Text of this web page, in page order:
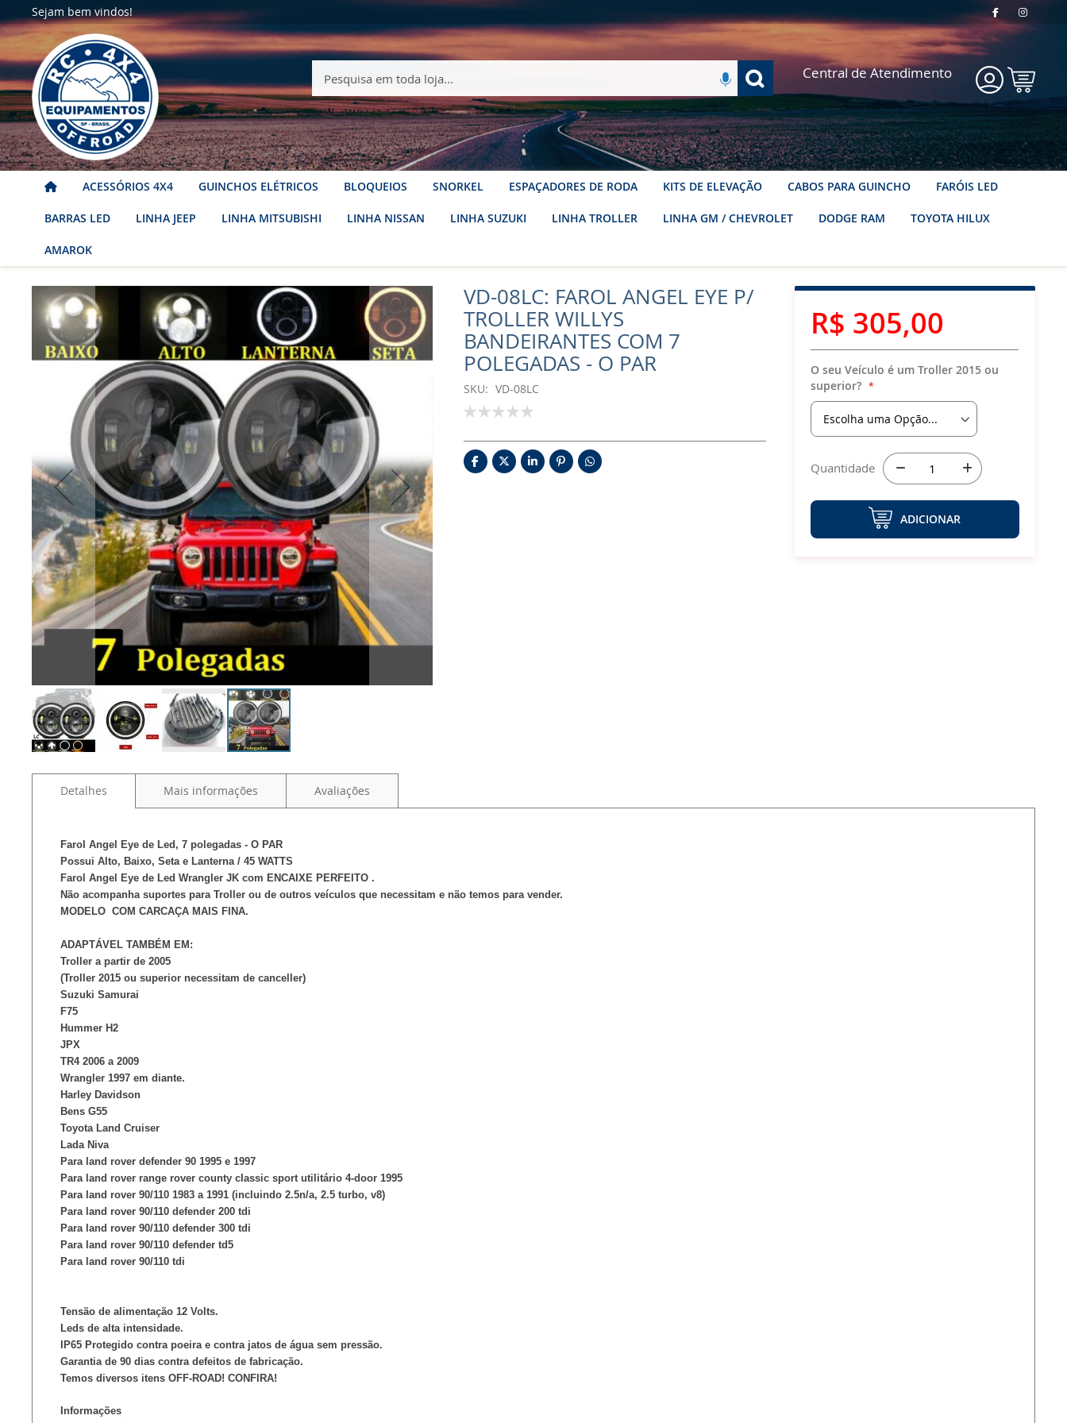
Sejam bem vindos!
Meu
Carrinho
Central de Atendimento
Pesquisa
ACESSÓRIOS 4X4 GUINCHOS ELÉTRICOS BLOQUEIOS SNORKEL ESPAÇADORES DE RODA KITS DE ELEVAÇÃO CABOS PARA GUINCHO FARÓIS LED
BARRAS LED LINHA JEEP LINHA MITSUBISHI LINHA NISSAN LINHA SUZUKI LINHA TROLLER LINHA GM / CHEVROLET DODGE RAM TOYOTA HILUX
AMAROK
Início VD-08LC: Farol Angel Eye p/ Troller Willys Bandeirantes com 7 polegadas - O PARVD-08LC: FAROL ANGEL EYE P/
TROLLER WILLYS
BANDEIRANTES COM 7
POLEGADAS - O PAR
SKU
VD-08LC
Classificação:
R$ 305,00
O seu Veículo é um Troller 2015 ou
superior?
Quantidade
ADICIONAR
Detalhes
Farol Angel Eye de Led, 7 polegadas - O PAR
Possui Alto, Baixo, Seta e Lanterna / 45 WATTS
Farol Angel Eye de Led Wrangler JK com ENCAIXE PERFEITO .
Não acompanha suportes para Troller ou de outros veículos que necessitam e não temos para vender.
MODELO COM CARCAÇA MAIS FINA.
ADAPTÁVEL TAMBÉM EM:
Troller a partir de 2005
(Troller 2015 ou superior necessitam de canceller)
Suzuki Samurai
F75
Hummer H2
JPX
TR4 2006 a 2009
Wrangler 1997 em diante.
Harley Davidson
Bens G55
Toyota Land Cruiser
Lada Niva
Para land rover defender 90 1995 e 1997
Para land rover range rover county classic sport utilitário 4-door 1995
Para land rover 90/110 1983 a 1991 (incluindo 2.5n/a, 2.5 turbo, v8)
Para land rover 90/110 defender 200 tdi
Para land rover 90/110 defender 300 tdi
Para land rover 90/110 defender td5
Para land rover 90/110 tdi
Tensão de alimentação 12 Volts.
Leds de alta intensidade.
IP65 Protegido contra poeira e contra jatos de água sem pressão.
Garantia de 90 dias contra defeitos de fabricação.
Temos diversos itens OFF-ROAD! CONFIRA!
Informações
Mais informações Avaliações